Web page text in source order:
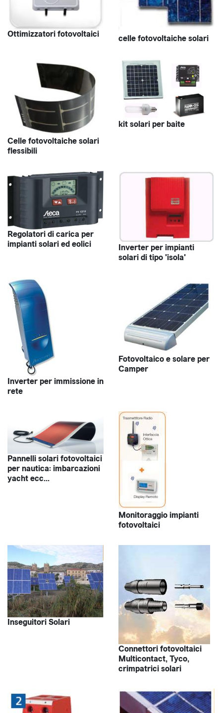
Ottimizzatori fotovoltaici celle fotovoltaiche solari
Celle fotovoltaiche solari
flessibili
kit solari per baite
Regolatori di carica per
impianti solari ed eolici
Inverter per impianti
solari di tipo 'isola'
Inverter per immissione in
rete
Fotovoltaico e solare per
Camper
Pannelli solari fotovoltaici
per nautica: imbarcazioni
yacht ecc...
Monitoraggio impianti
fotovoltaici
Inseguitori Solari
Connettori fotovoltaici
Multicontact, Tyco,
crimpatrici solari